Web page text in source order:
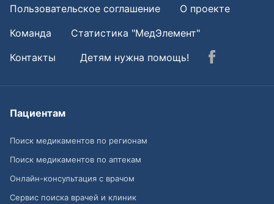
Пользовательское соглашение
О проекте
Команда
Статистика "МедЭлемент"
Контакты
Детям нужна помощь!
Пациентам
Поиск медикаментов по регионам
Поиск медикаментов по аптекам
Онлайн-консультация с врачом
Сервис поиска врачей и клиник